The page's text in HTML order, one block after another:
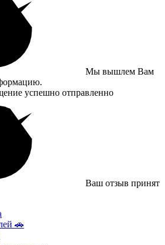
Мы вышлем Вам
успешно отправленно
Ваш отзыв принят
🚗